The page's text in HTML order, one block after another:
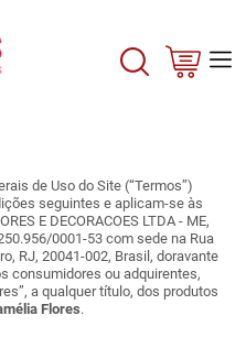
de Uso do Site (“Termos”)
seguintes e aplicam-se às
E DECORACOES LTDA - ME,
0001-53 com sede na Rua
RJ, 20041-002, Brasil, doravante
consumidores ou adquirentes,
a qualquer título, dos produtos
Flores.